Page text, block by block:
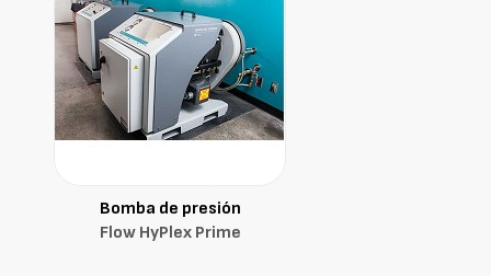
Bomba de presión
Flow HyPlex Prime